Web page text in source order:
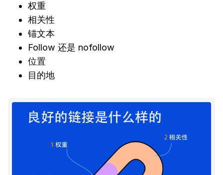
权重
相关性
锚文本
Follow 还是 nofollow
位置
目的地